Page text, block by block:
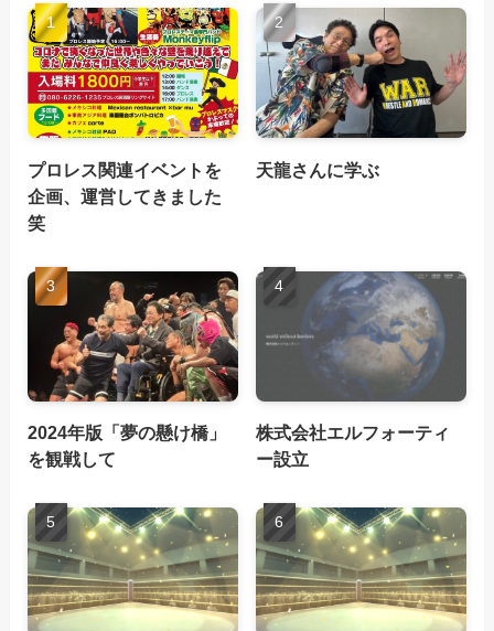
プロレス関連イベントを
企画、運営してきました
笑
天龍さんに学ぶ
2024年版「夢の懸け橋」
を観戦して
株式会社エルフォーティ
ー設立